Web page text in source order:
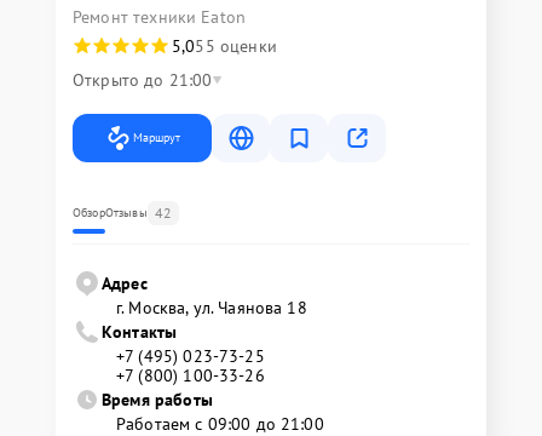
Ремонт техники Eaton
5,055 оценки
Открыто до 21:00
Маршрут
ОбзорОтзывы 42
Адрес
г. Москва, ул. Чаянова 18
Контакты
+7 (495) 023-73-25
+7 (800) 100-33-26
Время работы
Работаем с 09:00 до 21:00